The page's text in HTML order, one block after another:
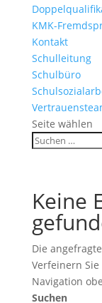
KMK-
Kontakt
Schulleitung
Schulbüro
Seite wählen
Keine
Die
Verfeinern
Navigation
Suchen